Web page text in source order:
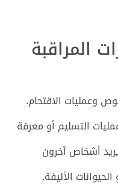
المراقبة
وعمليات الاقتحام.
التسليم أو معرفة
أشخاص آخرون
الأليفة.